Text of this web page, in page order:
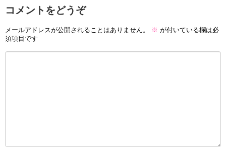
コメントをどうぞ
メールアドレスが公開されることはありません。 ※ が付いている欄は必
須項目です